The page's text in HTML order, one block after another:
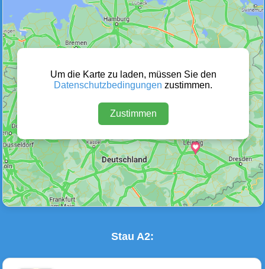
Wetter Warnungen Sperrungen
Defektes Fahrzeug
Um die Karte zu laden, müssen Sie den
Datenschutzbedingungen zustimmen.
Zustimmen
Stau A2: